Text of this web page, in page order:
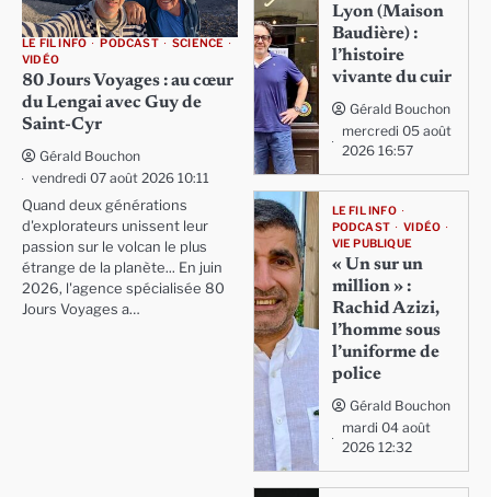
LE FIL INFO PODCAST
SCIENCE
VIDÉO
80 Jours Voyages : au cœur
du Lengai avec Guy de
Saint-Cyr
Gérald Bouchon
vendredi 07 août 2026 10:11
Quand deux générations
d'explorateurs unissent leur
passion sur le volcan le plus
étrange de la planète... En juin
2026, l'agence spécialisée 80
Jours Voyages a…
Lyon (Maison
Baudière) :
l’histoire
vivante du cuir
Gérald Bouchon
mercredi 05 août
2026 16:57
LE FIL INFO
PODCAST
VIDÉO
VIE PUBLIQUE
« Un sur un
million » :
Rachid Azizi,
l’homme sous
l’uniforme de
police
Gérald Bouchon
mardi 04 août
2026 12:32